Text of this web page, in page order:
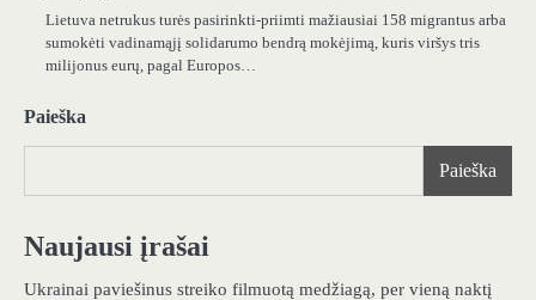
Lietuva netrukus turės pasirinkti-priimti mažiausiai 158 migrantus arba
sumokėti vadinamąjį solidarumo bendrą mokėjimą, kuris viršys tris
milijonus eurų, pagal Europos…
Paieška
Paieška
Naujausi įrašai
Ukrainai paviešinus streiko filmuotą medžiagą, per vieną naktį